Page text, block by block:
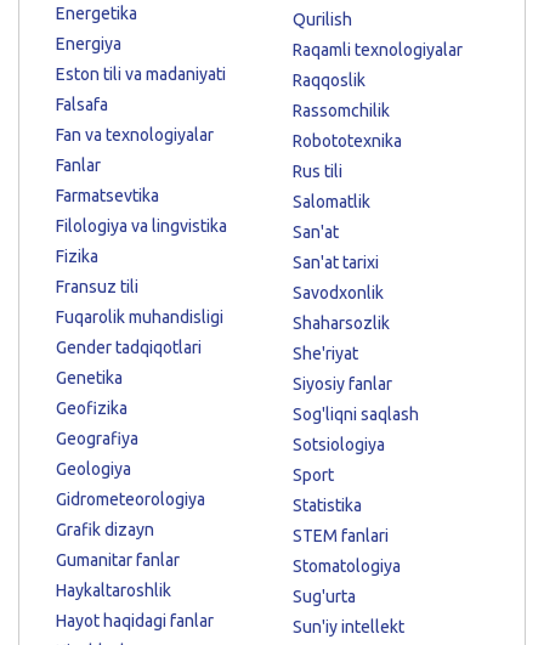
Energetika
Energiya
Eston tili va madaniyati
Falsafa
Fan va texnologiyalar
Fanlar
Farmatsevtika
Filologiya va lingvistika
Fizika
Fransuz tili
Fuqarolik muhandisligi
Gender tadqiqotlari
Genetika
Geofizika
Geografiya
Geologiya
Gidrometeorologiya
Grafik dizayn
Gumanitar fanlar
Haykaltaroshlik
Hayot haqidagi fanlar
Qurilish
Raqamli texnologiyalar
Raqqoslik
Rassomchilik
Robototexnika
Rus tili
Salomatlik
San'at
San'at tarixi
Savodxonlik
Shaharsozlik
She'riyat
Siyosiy fanlar
Sog'liqni saqlash
Sotsiologiya
Sport
Statistika
STEM fanlari
Stomatologiya
Sug'urta
Sun'iy intellekt